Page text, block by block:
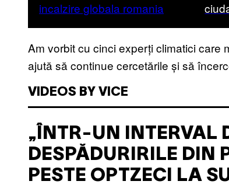
Am vorbit cu cinci experți climatici care
ajută să continue cercetările și să
VIDEOS BY VICE
„ÎNTR-UN INTERVAL
DESPĂDURIRILE
PESTE OPTZECI LA